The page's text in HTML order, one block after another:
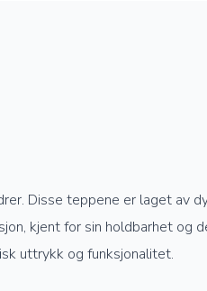
Disse teppene er laget av
kjent for sin holdbarhet og
uttrykk og funksjonalitet.